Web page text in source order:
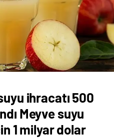
ihracatı 500
Meyve suyu
1 milyar dolar